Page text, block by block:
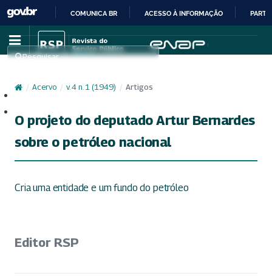
IR
PARA
CONTEÚDO
COMUNICA BR ACESSO À INFORMAÇÃO
Pesquisar
/ Acervo / v. 4 n. 1 (1949) / Artigos
O projeto do deputado Artur Bernardes
sobre o petróleo nacional
Cria uma entidade e um fundo do petróleo
Editor RSP